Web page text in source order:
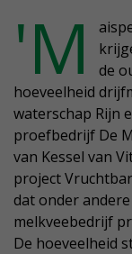
'M
de
hoeveelheid
waterschap Rijn
proefbedrijf De
van Kessel van
project
dat onder
melkveebedrijf
De hoeveelheid